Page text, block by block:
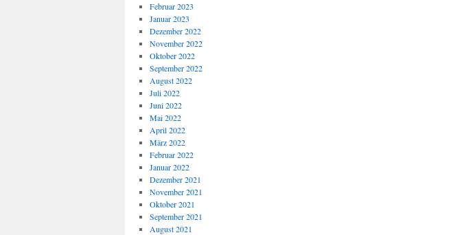
Februar 2023
Januar 2023
Dezember 2022
November 2022
Oktober 2022
September 2022
August 2022
Juli 2022
Juni 2022
Mai 2022
April 2022
März 2022
Februar 2022
Januar 2022
Dezember 2021
November 2021
Oktober 2021
September 2021
August 2021